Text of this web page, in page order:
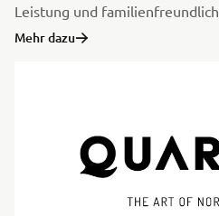
Leistung und
Mehr dazu